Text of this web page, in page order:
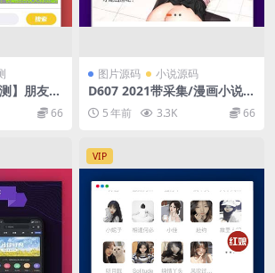
】朋友投
板
66
图片源码 小说源码
D607 2021带采集/漫画小说听
书三合一分销平台源码/带视频
教程/5 年前 3.3K 66
VIP